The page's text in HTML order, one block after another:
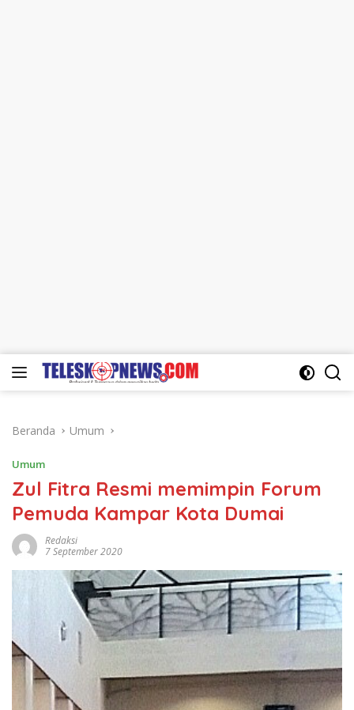
Langsung
Beranda Umum
Umum
Zul Fitra Resmi memimpin Forum
Pemuda Kampar Kota Dumai
Redaksi
7 September 2020